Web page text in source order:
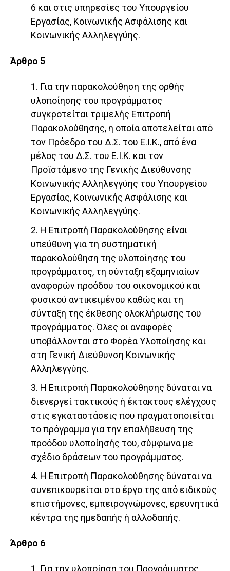
6 και στις υπηρεσίες του Υπουργείου
Εργασίας, Κοινωνικής Ασφάλισης και
Κοινωνικής Αλληλεγγύης.
Άρθρο 5
1. Για την παρακολούθηση της ορθής
υλοποίησης του προγράμματος
συγκροτείται τριμελής Επιτροπή
Παρακολούθησης, η οποία αποτελείται από
τον Πρόεδρο του Δ.Σ. του Ε.Ι.Κ., από ένα
μέλος του Δ.Σ. του Ε.Ι.Κ. και τον
Προϊστάμενο της Γενικής Διεύθυνσης
Κοινωνικής Αλληλεγγύης του Υπουργείου
Εργασίας, Κοινωνικής Ασφάλισης και
Κοινωνικής Αλληλεγγύης.
2. Η Επιτροπή Παρακολούθησης είναι
υπεύθυνη για τη συστηματική
παρακολούθηση της υλοποίησης του
προγράμματος, τη σύνταξη εξαμηνιαίων
αναφορών προόδου του οικονομικού και
φυσικού αντικειμένου καθώς και τη
σύνταξη της έκθεσης ολοκλήρωσης του
προγράμματος. Όλες οι αναφορές
υποβάλλονται στο Φορέα Υλοποίησης και
στη Γενική Διεύθυνση Κοινωνικής
Αλληλεγγύης.
3. Η Επιτροπή Παρακολούθησης δύναται να
διενεργεί τακτικούς ή έκτακτους ελέγχους
στις εγκαταστάσεις που πραγματοποιείται
το πρόγραμμα για την επαλήθευση της
προόδου υλοποίησής του, σύμφωνα με
σχέδιο δράσεων του προγράμματος.
4. Η Επιτροπή Παρακολούθησης δύναται να
συνεπικουρείται στο έργο της από ειδικούς
επιστήμονες, εμπειρογνώμονες, ερευνητικά
κέντρα της ημεδαπής ή αλλοδαπής.
Άρθρο 6
1. Για την υλοποίηση του Προγράμματος,